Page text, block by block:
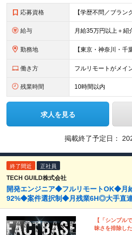
応募資格
給与
勤務地
働き方 フルリモートがメイ
残業時間 10時間以内
求人を見る
掲載終了予定日：
終了間近 正社員
TECH GUILD株式会社
開発エンジニア◆フルリモートOK◆月
92%◆案件選択制◆月残業6H◎大手直
【「シンプル
昧さを排除し